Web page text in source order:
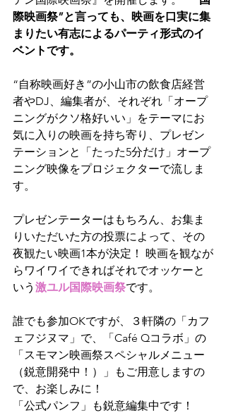
際映画祭”と言っても、映画を口実に集
まりたい有志によるパーティ形式のイ
ベントです。
“自称映画好き”の小山市の飲食店経営
者やDJ、編集者が、それぞれ「オープ
ニングがクソ格好いい」をテーマにお
気に入りの映画を持ち寄り、プレゼン
テーションと「たった5分だけ」オープ
ニング映像をプロジェクターで流しま
す。
プレゼンテーターはもちろん、お集ま
りいただいた方の投票によって、その
夜観たい映画1本が決定！ 映画を観なが
らワイワイできればそれでオッケーと
いう 激ユル国際映画祭です。
誰でも参加OKですが、３軒隣の「カフ
ェフジヌマ」で、「Café Qコラボ」の
「スモマン映画祭スペシャルメニュー
（鋭意開発中！）」もご用意しますの
で、お楽しみに！
「公式パンフ」も鋭意編集中です！